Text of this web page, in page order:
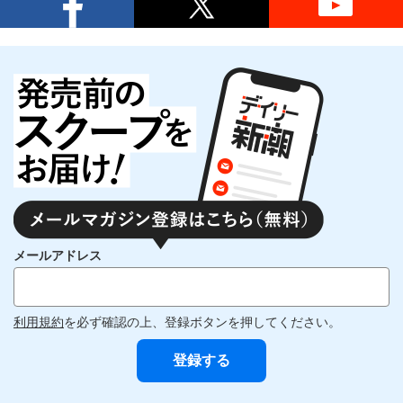
メールアドレス
利用規約を必ず確認の上、登録ボタンを押してください。